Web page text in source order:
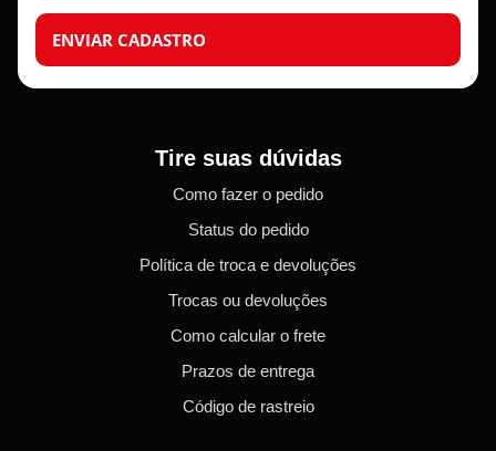
ENVIAR CADASTRO
Tire suas dúvidas
Como fazer o pedido
Status do pedido
Política de troca e devoluções
Trocas ou devoluções
Como calcular o frete
Prazos de entrega
Código de rastreio